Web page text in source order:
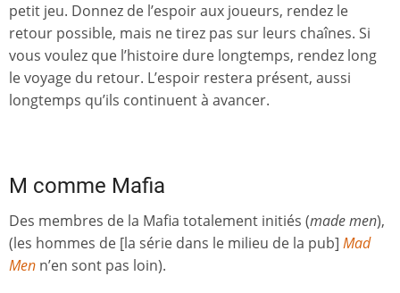
petit jeu. Donnez de l’espoir aux joueurs, rendez le
retour possible, mais ne tirez pas sur leurs chaînes. Si
vous voulez que l’histoire dure longtemps, rendez long
le voyage du retour. L’espoir restera présent, aussi
longtemps qu’ils continuent à avancer.
M comme Mafia
Des membres de la Mafia totalement initiés (made men),
(les hommes de [la série dans le milieu de la pub] Mad
Men n’en sont pas loin).